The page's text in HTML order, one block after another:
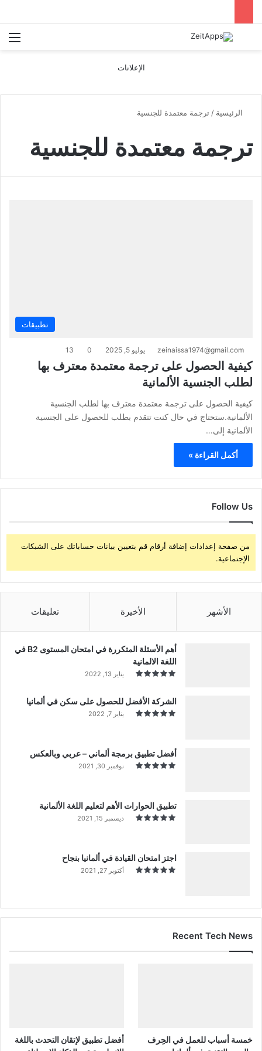
بحث عن
الإعلانات
الرئيسية / ترجمة معتمدة للجنسية
ترجمة معتمدة للجنسية
تطبيقات
zeinaissa1974@gmail.com يوليو 5, 2025 0
13
كيفية الحصول على ترجمة معتمدة معترف بها
لطلب الجنسية الألمانية
كيفية الحصول على ترجمة معتمدة معترف بها لطلب الجنسية
الألمانية.ستحتاج في حال كنت تتقدم بطلب للحصول على الجنسية
الألمانية إلى…
أكمل القراءة »
Follow Us
من صفحة إعدادات إضافة أرقام قم بتعيين بيانات حساباتك على الشبكات
الإجتماعية.
الأشهر الأخيرة تعليقات
أهم الأسئلة المتكررة في امتحان المستوى B2 في
اللغة الالمانية
يناير 13, 2022
الشركة الأفضل للحصول على سكن في ألمانيا
يناير 7, 2022
أفضل تطبيق برمجة ألماني – عربي وبالعكس
نوفمبر 30, 2021
تطبيق الحوارات الأهم لتعليم اللغة الألمانية
ديسمبر 15, 2021
اجتز امتحان القيادة في ألمانيا بنجاح
أكتوبر 27, 2021
Recent Tech News
خمسة أسباب للعمل في الحِرف
أفضل تطبيق لإتقان التحدث باللغة